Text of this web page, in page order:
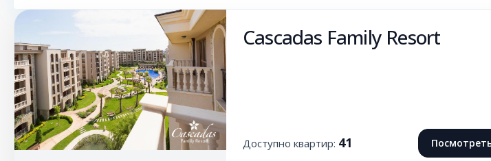
Cascadas Family Resort
Доступно квартир: 41